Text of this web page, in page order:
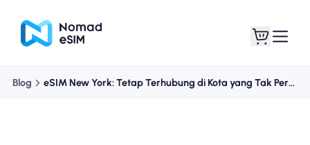
Blog eSIM New York: Tetap Terhubung di Kota yang Tak Pernah Tidur